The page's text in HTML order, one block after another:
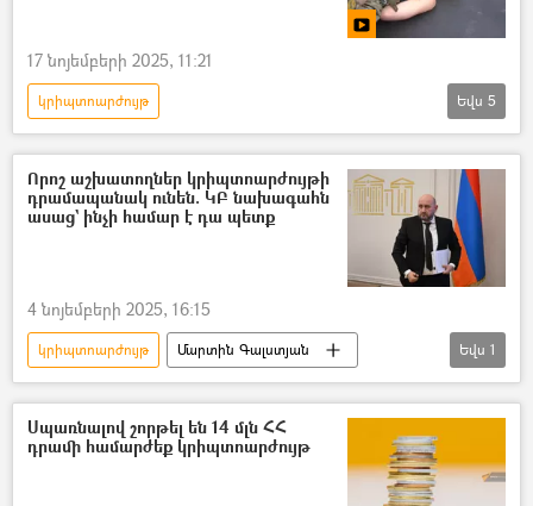
17 նոյեմբերի 2025, 11:21
կրիպտոարժույթ
Անվտանգության դաշնային ծառայություն (ԱԴԾ)
Տուլա
Ուկրաինա
Տեսանյութեր
տեսանյութ
Եվս 5
Որոշ աշխատողներ կրիպտոարժույթի
դրամապանակ ունեն. ԿԲ նախագահն
ասաց` ինչի համար է դա պետք
4 նոյեմբերի 2025, 16:15
կրիպտոարժույթ
Մարտին Գալստյան
Կենտրոնական բանկ (ԿԲ)
Եվս 1
Սպառնալով շորթել են 14 մլն ՀՀ
դրամի համարժեք կրիպտոարժույթ